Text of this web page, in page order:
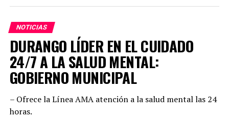
arraigo en sus comunidades.
Dany Soto aseguró que la alianza entre PRI y PAN no
responde a cuotas, sino a la búsqueda de los mejores
perfiles para enfrentar el reto electoral. “No hay un solo
municipio negociado ni entregado. Hemos construido un
equipo basado en el mérito, la cercanía con la
posición fue revisada con responsabilidad. Hoy estamos
seguros de que vamos con las y los mejores”, enfatizó,
NOTICIAS
DURANGO LÍDER EN EL CUIDADO
24/7 A LA SALUD MENTAL:
GOBIERNO MUNICIPAL
– Ofrece la Línea AMA atención a la salud mental las 24
horas.